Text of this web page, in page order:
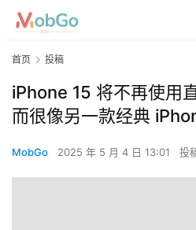
首页 投稿
iPhone 15 将不再使用
而很像另一款经典
MobGo 2025 年 5 月 4 日 13:01 投